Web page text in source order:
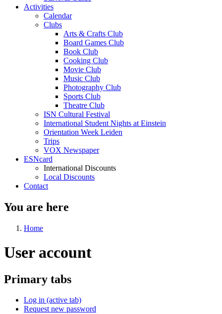
Activities
Calendar
Clubs
Arts & Crafts Club
Board Games Club
Book Club
Cooking Club
Movie Club
Music Club
Photography Club
Sports Club
Theatre Club
ISN Cultural Festival
International Student Nights at Einstein
Orientation Week Leiden
Trips
VOX Newspaper
ESNcard
International Discounts
Local Discounts
Contact
You are here
Home
User account
Primary tabs
Log in (active tab)
Request new password